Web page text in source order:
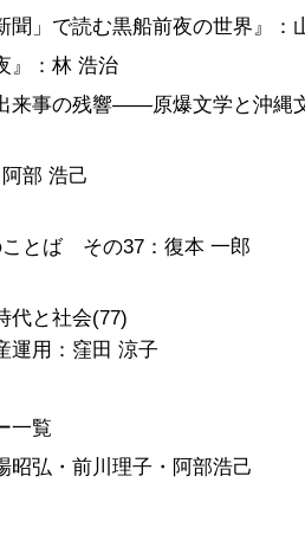
聞」で読む黒船前夜の世界』：
』：林 浩治
来事の残響――原爆文学と沖縄
部 浩己
とば その37：復本 一郎
代と社会(77)
運用：窪田 涼子
一覧
昭弘・前川理子・阿部浩己